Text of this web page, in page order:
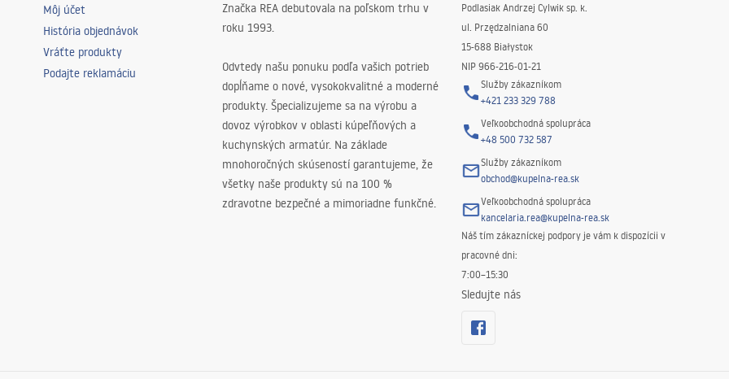
Môj účet
História objednávok
Vráťte produkty
Podajte reklamáciu
Značka REA debutovala na poľskom trhu v
roku 1993.
Odvtedy našu ponuku podľa vašich potrieb
dopĺňame o nové, vysokokvalitné a moderné
produkty. Špecializujeme sa na výrobu a
dovoz výrobkov v oblasti kúpeľňových a
kuchynských armatúr. Na základe
mnohoročných skúseností garantujeme, že
všetky naše produkty sú na 100 %
zdravotne bezpečné a mimoriadne funkčné.
Podlasiak Andrzej Cylwik sp. k.
ul. Przędzalniana 60
15-688 Białystok
NIP 966-216-01-21
Služby zákazníkom
+421 233 329 788
Veľkoobchodná spolupráca
+48 500 732 587
Služby zákazníkom
obchod@kupelna-rea.sk
Veľkoobchodná spolupráca
kancelaria.rea@kupelna-rea.sk
Náš tím zákazníckej podpory je vám k dispozícii v
pracovné dni:
7:00–15:30
Sledujte nás